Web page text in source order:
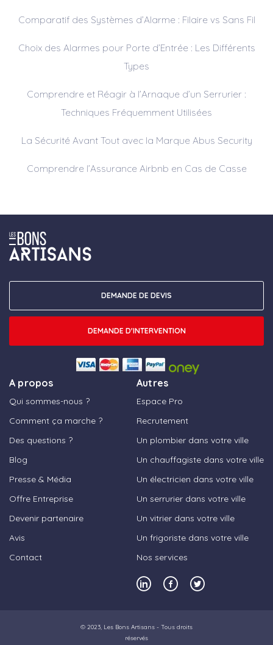
Comparatif des Systèmes d’Alarme : Filaire vs Sans Fil
Choix des Alarmes pour Porte d’Entrée : Les Différents
Types
Comprendre et Réagir à l’Arnaque d’un Serrurier :
Techniques Fréquemment Utilisées
La Sécurité Avant Tout avec la Marque Abus Security
Comprendre l’Assurance Airbnb en Cas de Casse
A propos
Qui sommes-nous ?
Comment ça marche ?
Des questions ?
Blog
Presse & Média
Offre Entreprise
Devenir partenaire
Avis
Contact
Autres
Espace Pro
Recrutement
Un plombier dans votre ville
Un chauffagiste dans votre ville
Un électricien dans votre ville
Un serrurier dans votre ville
Un vitrier dans votre ville
Un frigoriste dans votre ville
Nos services
DEMANDE DE DEVIS
DEMANDE D'INTERVENTION
© 2023, Les Bons Artisans - Tous droits
réservés